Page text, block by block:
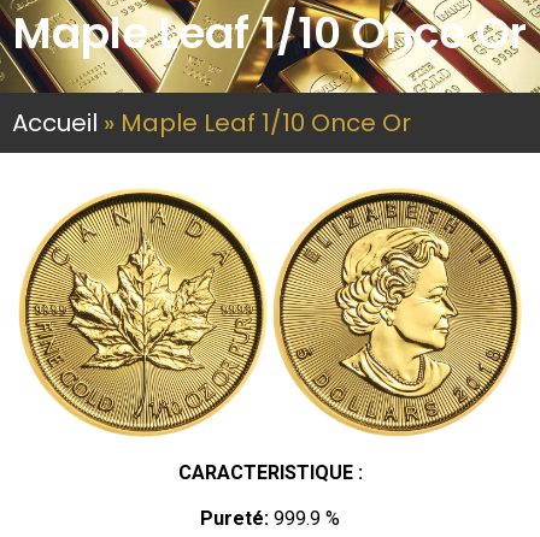
Maple Leaf 1/10 Once Or
Accueil » Maple Leaf 1/10 Once Or
CARACTERISTIQUE :
Pureté: 999.9 %